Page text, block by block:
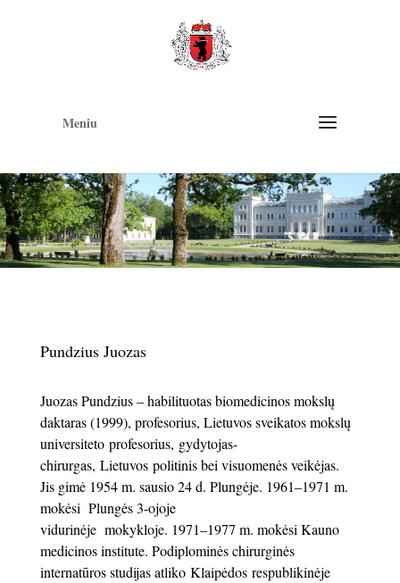
Meniu
Pundzius Juozas
Juozas Pundzius – habilituotas biomedicinos mokslų
daktaras (1999), profesorius, Lietuvos sveikatos mokslų
universiteto profesorius, gydytojas-
chirurgas, Lietuvos politinis bei visuomenės veikėjas.
Jis gimė 1954 m. sausio 24 d. Plungėje. 1961–1971 m.
mokėsi Plungės 3-ojoje
vidurinėje mokykloje. 1971–1977 m. mokėsi Kauno
medicinos institute. Podiplominės chirurginės
internatūros studijas atliko Klaipėdos respublikinėje